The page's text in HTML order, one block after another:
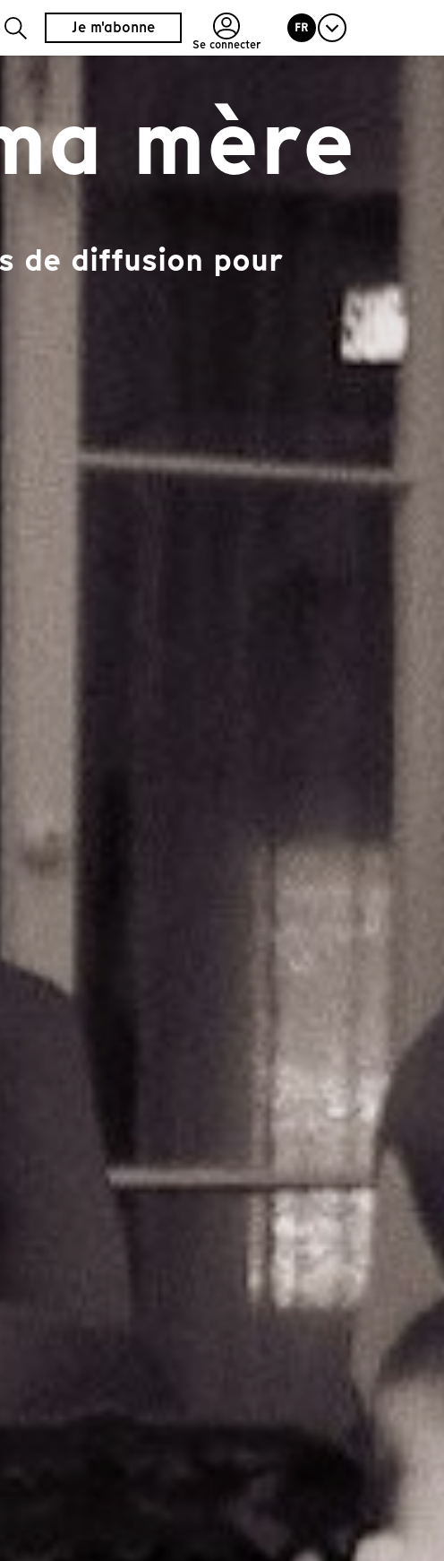
Je m'abonne
Se connecter
FR
mère
de diffusion pour